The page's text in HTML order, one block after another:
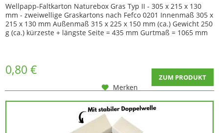
Wellpapp-Faltkarton Naturebox Gras Typ II - 305 x 215 x 130
mm - zweiwellige Graskartons nach Fefco 0201 Innenmaß 305 x
215 x 130 mm Außenmaß 315 x 225 x 150 mm (ca.) Gewicht 250
g (ca.) kürzeste + längste Seite = 435 mm Gurtmaß = 1065 mm
0,80 € ZUM PRODUKT
Merken